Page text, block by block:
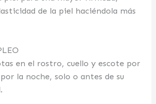
de la piel haciéndola más
en el rostro, cuello y escote por
la noche, solo o antes de su